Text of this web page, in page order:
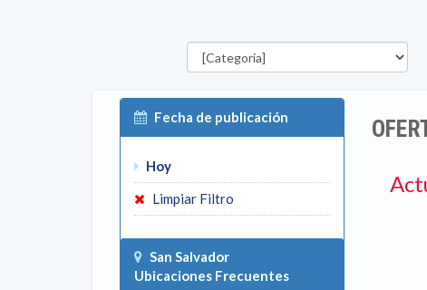
Categorías
Fecha de publicación
Hoy
Limpiar Filtro
San Salvador
Ubicaciones Frecuentes